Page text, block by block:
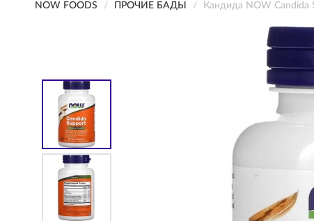
NOW FOODS ПРОЧИЕ БАДЫ Кандида NOW Candida